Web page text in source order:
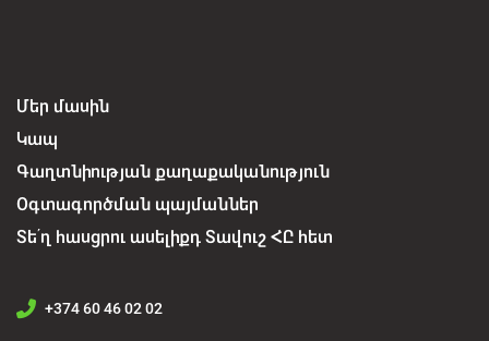
Մեր մասին
Կապ
Գաղտնիության քաղաքականություն
Օգտագործման պայմաններ
Տե՛ղ հասցրու ասելիքդ Տավուշ ՀԸ հետ
+374 60 46 02 02